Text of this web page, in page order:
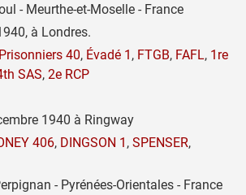
- Meurthe-et-Moselle - France
à Londres.
Prisonniers 40, Évadé 1 , FTGB, FAFL, 1re
SAS, 2e RCP
1940 à Ringway
406, DINGSON 1 , SPENSER,
- Pyrénées-Orientales - France